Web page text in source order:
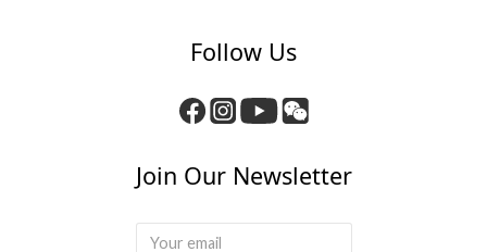
Follow Us
Join Our Newsletter